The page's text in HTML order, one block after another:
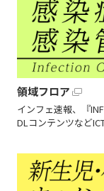
領域フロア
インフェ速報、『
DLコンテンツなど